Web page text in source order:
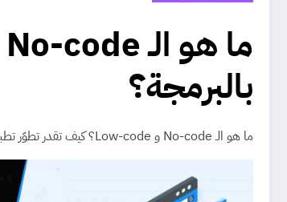
بالبرمجة؟
ما هو الـ No-code و Low-code؟ كيف تقدر تطوّر تطبيقك بدون معرفة كبيرة بالبرمجة؟